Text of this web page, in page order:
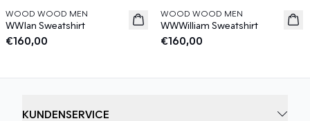
News
WOOD WOOD MEN
WWIan Sweatshirt
€160,00
News
WOOD WOOD MEN
WWWilliam Sweatshirt
€160,00
KUNDENSERVICE